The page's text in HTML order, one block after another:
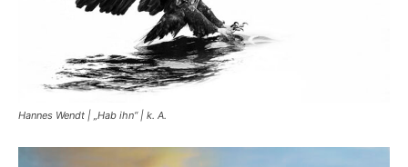
Hannes Wendt | „Hab ihn“ | k. A.